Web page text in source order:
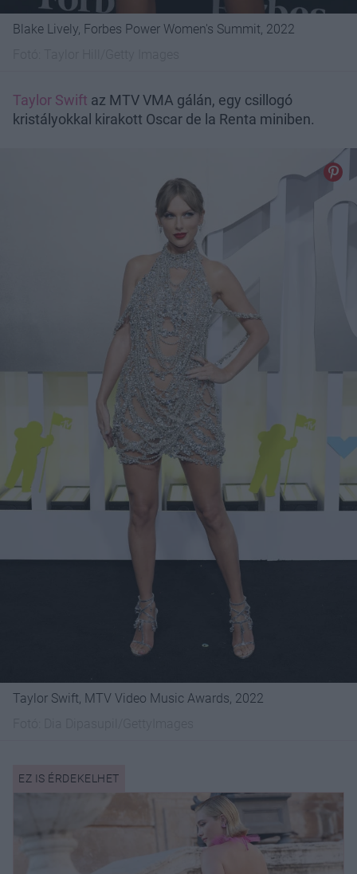
Blake Lively, Forbes Power Women's Summit, 2022
Taylor Swift az MTV VMA gálán, egy csillogó
kristályokkal kirakott Oscar de la Renta miniben.
Taylor Swift, MTV Video Music Awards, 2022